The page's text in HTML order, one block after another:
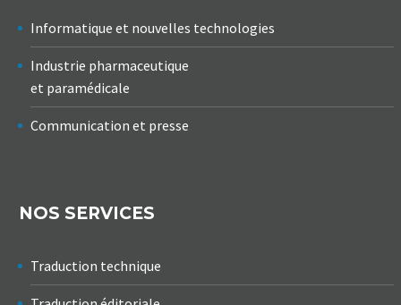
Informatique et nouvelles technologies
Industrie pharmaceutique
et paramédicale
Communication et presse
NOS SERVICES
Traduction technique